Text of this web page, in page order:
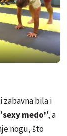
zabavna bila i
sexy medo'', a
nogu, što